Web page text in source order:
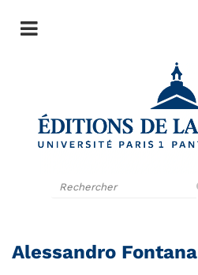
Alessandro Fontana